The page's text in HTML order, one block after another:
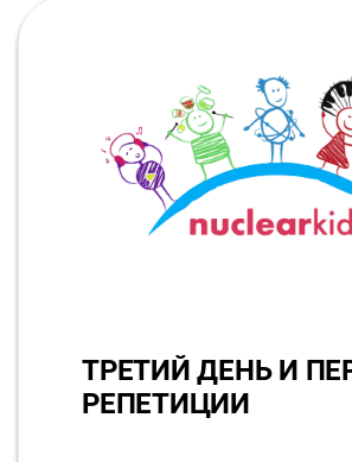
ТРЕТИЙ ДЕНЬ И
РЕПЕТИЦИИ